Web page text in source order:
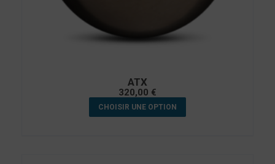
ATX
320,00 €
CHOISIR UNE OPTION